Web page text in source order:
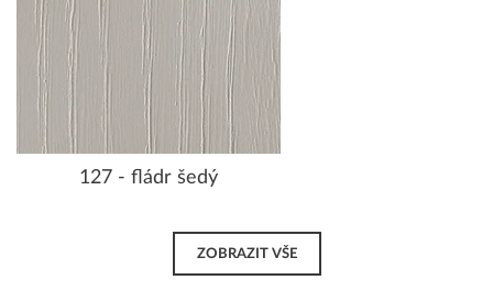
127 - fládr šedý
ZOBRAZIT VŠE